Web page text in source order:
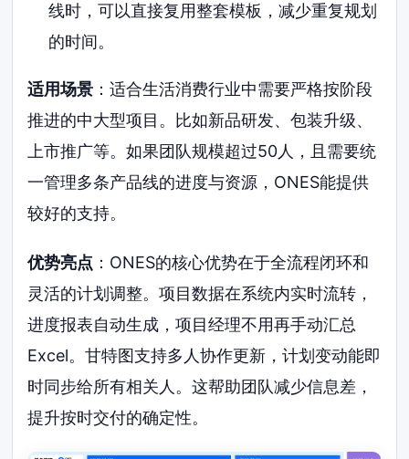
线时，可以直接复用整套模板，减少重复规划
的时间。
适用场景 ：适合生活消费行业中需要严格按阶段
推进的中大型项目。比如新品研发、包装升级、
上市推广等。如果团队规模超过50人，且需要统
一管理多条产品线的进度与资源，ONES能提供
较好的支持。
优势亮点 ：ONES的核心优势在于全流程闭环和
灵活的计划调整。项目数据在系统内实时流转，
进度报表自动生成，项目经理不用再手动汇总
Excel。甘特图支持多人协作更新，计划变动能即
时同步给所有相关人。这帮助团队减少信息差，
提升按时交付的确定性。